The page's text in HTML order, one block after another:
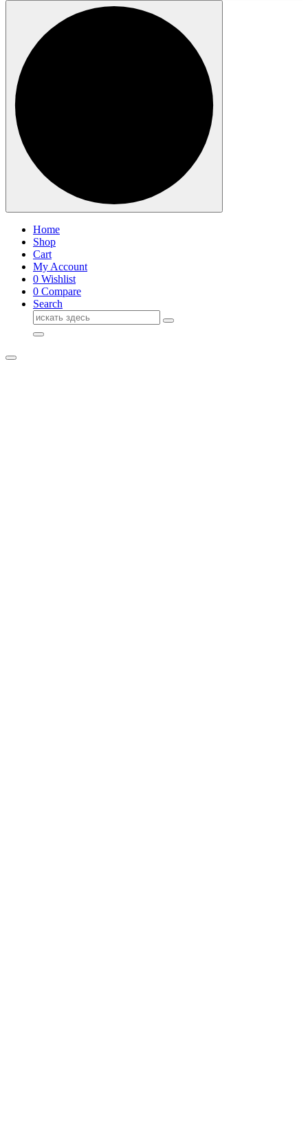
Home
Shop
Cart
My Account
0 Wishlist
0 Compare
Search
Поиск
для: